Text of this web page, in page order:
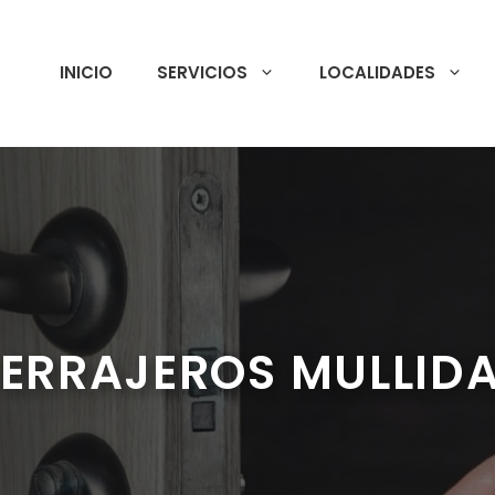
INICIO SERVICIOS LOCALIDADES